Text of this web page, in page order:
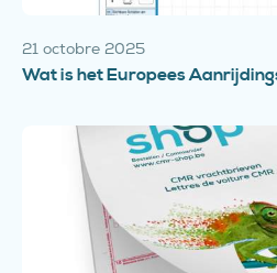
21 octobre 2025
Wat is het Europees